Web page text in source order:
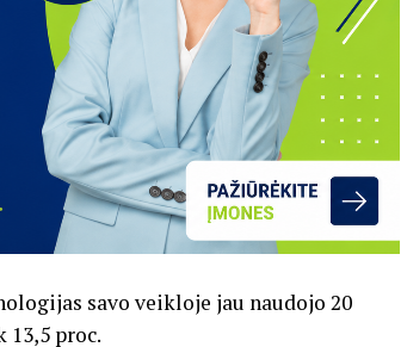
savo veikloje jau naudojo 20
proc.